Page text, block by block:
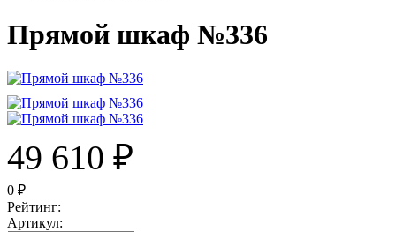
Прямой шкаф №336
49 610 ₽
0 ₽
Рейтинг:
Артикул: